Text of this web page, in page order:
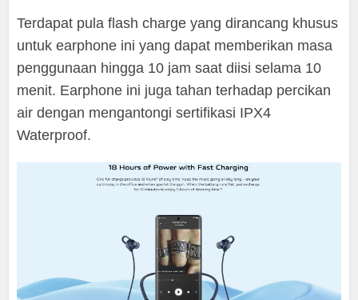
Terdapat pula flash charge yang dirancang khusus
untuk earphone ini yang dapat memberikan masa
penggunaan hingga 10 jam saat diisi selama 10
menit. Earphone ini juga tahan terhadap percikan
air dengan mengantongi sertifikasi IPX4
Waterproof.